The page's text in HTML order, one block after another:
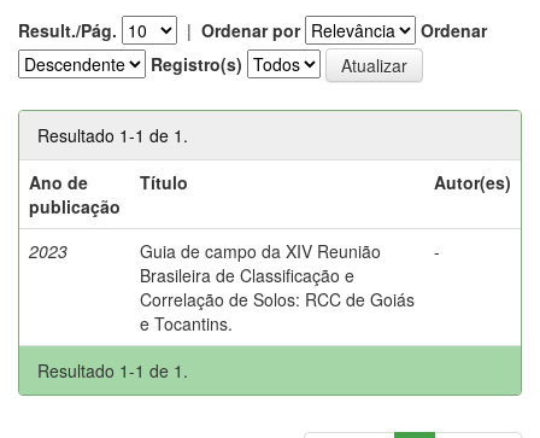
Result./Pág. | Ordenar por
Ordenar
Registro(s)
Resultado 1-1 de 1.
Ano de
publicação
Título Autor(es)
2023
Guia de campo da XIV Reunião
Brasileira de Classificação e
Correlação de Solos: RCC de Goiás
e Tocantins.
-
Resultado 1-1 de 1.